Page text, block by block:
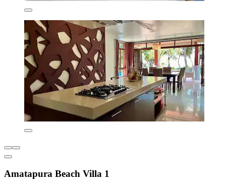
Amatapura Beach Villa 1